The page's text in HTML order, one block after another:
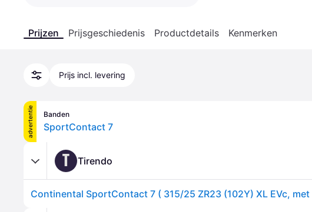
Prijzen Prijsgeschiedenis Productdetails Kenmerken
Prijs incl. levering
advertentie Banden
SportContact 7
T Tirendo